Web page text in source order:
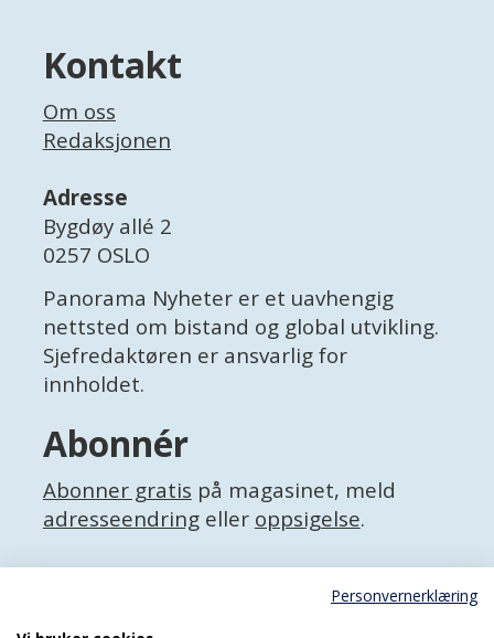
Kontakt
Om oss
Redaksjonen
Adresse
Bygdøy allé 2
0257 OSLO
Panorama Nyheter er et uavhengig
nettsted om bistand og global utvikling.
Sjefredaktøren er ansvarlig for
innholdet.
Abonnér
Abonner gratis på magasinet, meld
adresseendringeller oppsigelse.
Facebook
Personvernerklæring